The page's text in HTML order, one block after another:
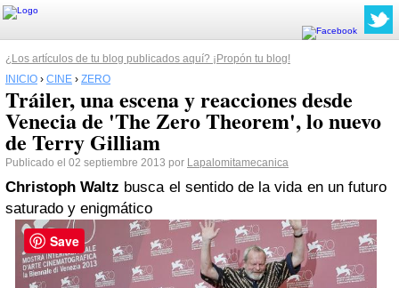
¿Los artículos de tu blog publicados aquí? ¡Propón tu blog!
INICIO › CINE › ZERO
Tráiler, una escena y reacciones desde
Venecia de 'The Zero Theorem', lo nuevo
de Terry Gilliam
Publicado el 02 septiembre 2013 por Lapalomitamecanica
Christoph Waltz busca el sentido de la vida en un futuro
saturado y enigmático
Save